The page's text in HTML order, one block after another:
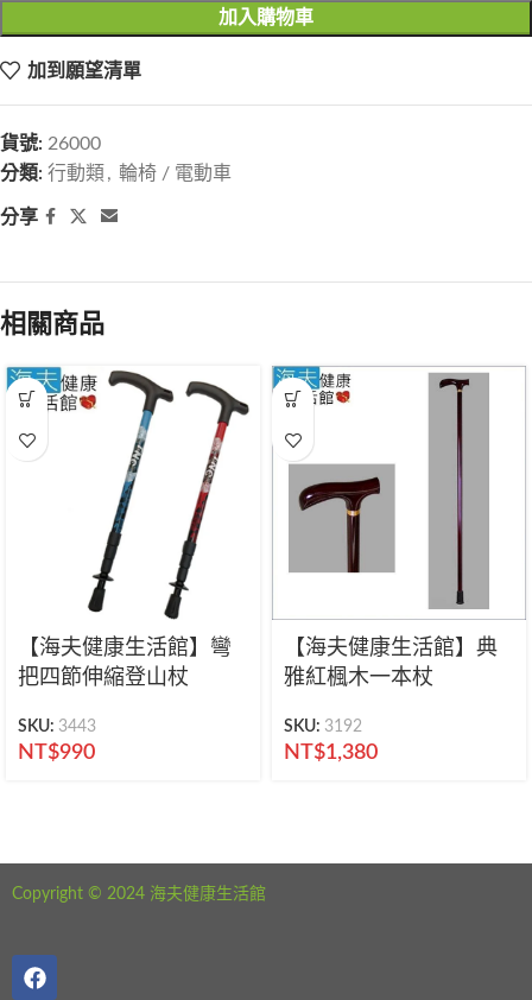
加入購物車
加到願望清單
貨號: 26000
分類: 行動類 , 輪椅 / 電動車
分享
相關商品
【海夫健康生活館】彎
把四節伸縮登山杖
SKU: 3443
NT$990
【海夫健康生活館】典
雅紅楓木一本杖
SKU: 3192
NT$1,380
Copyright © 2024 海夫健康生活館